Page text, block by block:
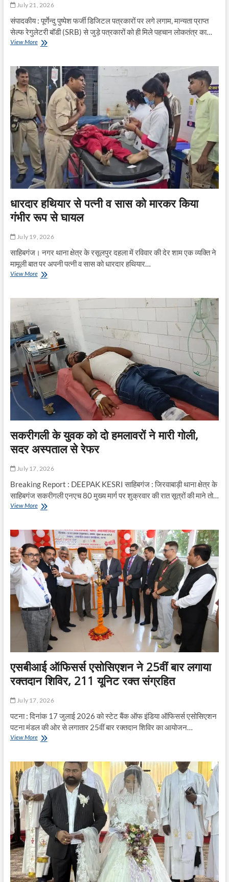
July 21, 2026
संपादकीय : पूर्णेन्दु पुष्पेश फर्जी डिजिटल पत्रकारों पर लगे लगाम, मान्यता प्राप्त
सेल्फ रेगुलेटरी बॉडी (SRB) से जुड़े पत्रकारों को ही मिले पहचान लोकतंत्र का…
View Moreडिजिटल
बढ़े
जवाबदेही
मानक,
मान्यता
प्राप्त
सेल्फ
रेगुलेटरी
बॉडी
(SRB)
से
संबद्धता
बने
अनिवार्य
धारदार हथियार से पत्नी व सास को मारकर किया
गंभीर रूप से घायल
July 19, 2026
साहिबगंज। नगर थाना क्षेत्र के रसूलपुर दहला में रविवार की देर शाम एक व्यक्ति ने
मामूली बात पर अपनी पत्नी व सास को धारदार हथियार…
View Moreधारदार
को
मारकर
किया
गंभीर
रूप
से
सकरीगली के युवक को दो हमलावरों ने मारी गोली,
सदर अस्पताल से रेफर
July 17, 2026
Breaking Report : DEEPAK KESRI साहिबगंज : जिरवाबाड़ी थाना क्षेत्र के
साहिबगंज सकरीगली एनएच 80 मुख्य मार्ग पर शुक्रवार की रात सूत्रों की माने तो…
View Moreसकरीगली
को
दो
हमलावरों
ने
मारी
गोली,
सदर
अस्पताल
से
रेफर
एसबीआई ऑफिसर्स एसोसिएशन ने 25वीं बार लगाया
रक्तदान शिविर, 211 यूनिट रक्त संग्रहित
July 17, 2026
पटना : दिनांक 17 जुलाई 2026 को स्टेट बैंक ऑफ इंडिया ऑफिसर्स एसोसिएशन
पटना मंडल की ओर से लगातार 25वीं बार रक्तदान शिविर का आयोजन…
View Moreएसबीआई
ने
25वीं
बार
लगाया
रक्तदान
शिविर,
211
यूनिट
रक्त
संग्रहित